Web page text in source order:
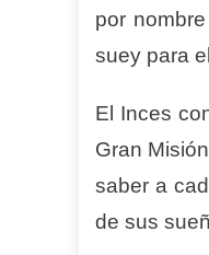
por
suey para
El Inces
Gran
saber a
de sus